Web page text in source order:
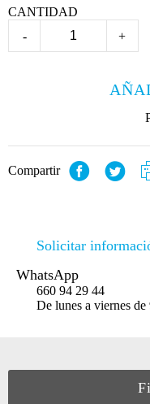
CANTIDAD
-
+
Compartir
Solicitar
WhatsApp
660 94 29 44
De lunes a viernes